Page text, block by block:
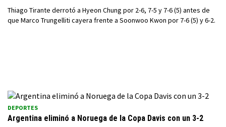
Thiago Tirante derrotó a Hyeon Chung por 2-6, 7-5 y 7-6 (5) antes de
que Marco Trungelliti cayera frente a Soonwoo Kwon por 7-6 (5) y 6-2.
DEPORTES
Argentina eliminó a Noruega de la Copa Davis con un 3-2